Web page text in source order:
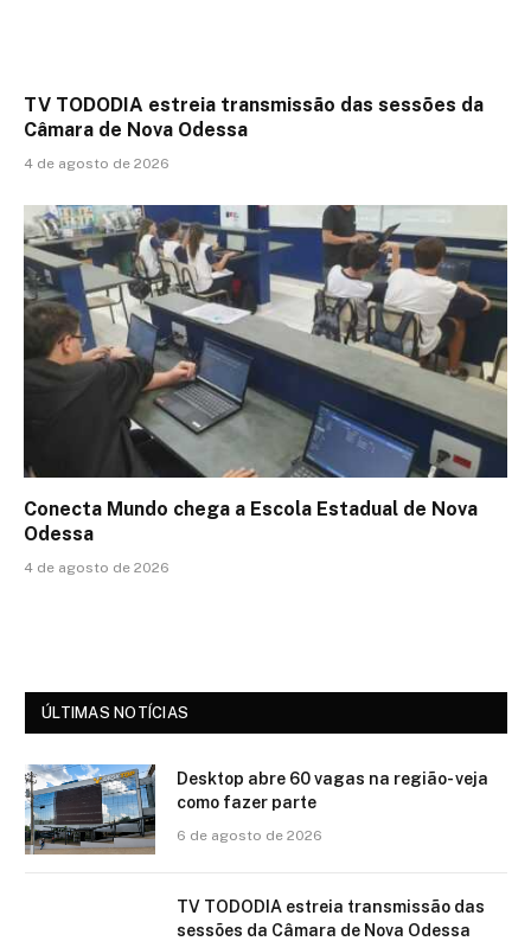
TV TODODIA estreia transmissão das sessões da
Câmara de Nova Odessa
4 de agosto de 2026
Conecta Mundo chega a Escola Estadual de Nova
Odessa
4 de agosto de 2026
ÚLTIMAS NOTÍCIAS
Desktop abre 60 vagas na região- veja
como fazer parte
6 de agosto de 2026
TV TODODIA estreia transmissão das
sessões da Câmara de Nova Odessa